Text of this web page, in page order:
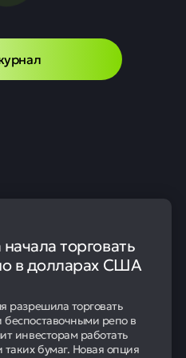
проведения стажировок
постоянно, по мере
различных
спектр направлений.
интеллекта,
обучение,
на Go, DevOps, а